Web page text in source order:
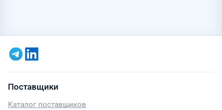
Поставщики
Каталог поставщиков